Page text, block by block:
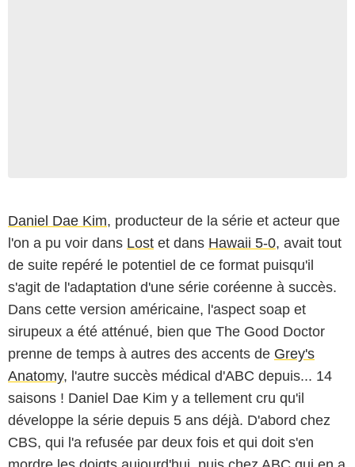
Daniel Dae Kim, producteur de la série et acteur que
l'on a pu voir dans Lost et dans Hawaii 5-0, avait tout
de suite repéré le potentiel de ce format puisqu'il
s'agit de l'adaptation d'une série coréenne à succès.
Dans cette version américaine, l'aspect soap et
sirupeux a été atténué, bien que The Good Doctor
prenne de temps à autres des accents de Grey's
Anatomy, l'autre succès médical d'ABC depuis... 14
saisons ! Daniel Dae Kim y a tellement cru qu'il
développe la série depuis 5 ans déjà. D'abord chez
CBS, qui l'a refusée par deux fois et qui doit s'en